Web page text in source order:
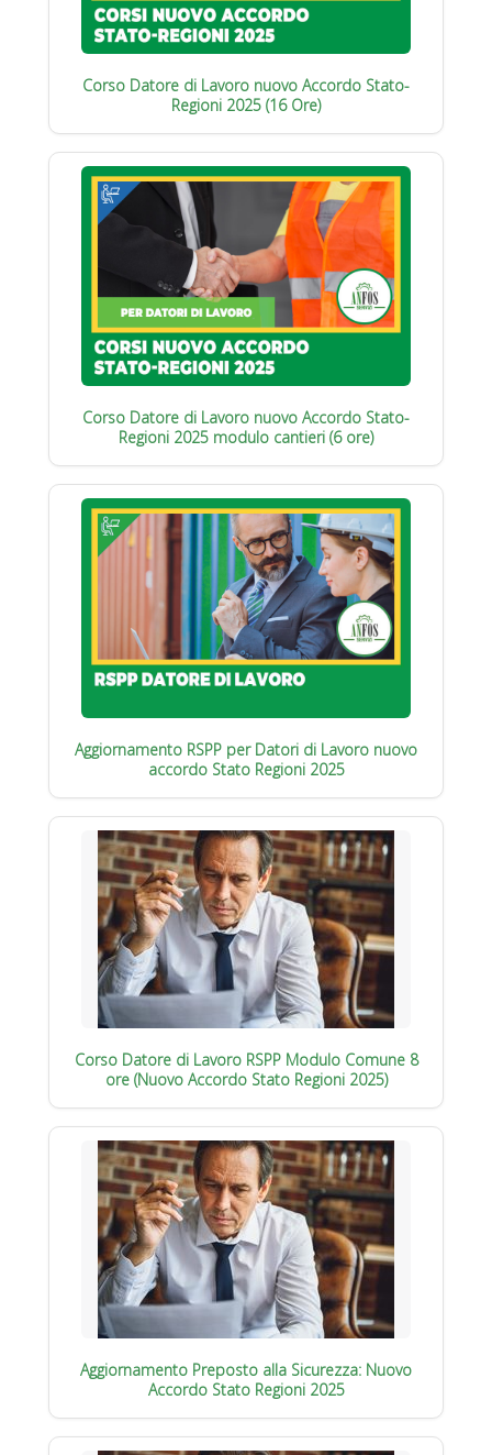
Corso Datore di Lavoro nuovo Accordo Stato-
Regioni 2025 (16 Ore)
Corso Datore di Lavoro nuovo Accordo Stato-
Regioni 2025 modulo cantieri (6 ore)
Aggiornamento RSPP per Datori di Lavoro nuovo
accordo Stato Regioni 2025
Corso Datore di Lavoro RSPP Modulo Comune 8
ore (Nuovo Accordo Stato Regioni 2025)
Aggiornamento Preposto alla Sicurezza: Nuovo
Accordo Stato Regioni 2025